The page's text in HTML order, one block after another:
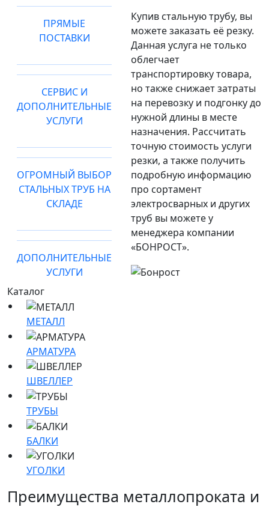
ПРЯМЫЕ
ПОСТАВКИ
СЕРВИС И
ДОПОЛНИТЕЛЬНЫЕ
УСЛУГИ
ОГРОМНЫЙ ВЫБОР
СТАЛЬНЫХ ТРУБ НА
СКЛАДЕ
ДОПОЛНИТЕЛЬНЫЕ
УСЛУГИ
Купив стальную трубу, вы
можете заказать её резку.
Данная услуга не только
облегчает
транспортировку товара,
но также снижает затраты
на перевозку и подгонку до
нужной длины в месте
назначения. Рассчитать
точную стоимость услуги
резки, а также получить
подробную информацию
про сортамент
электросварных и других
труб вы можете у
менеджера компании
«БОНРОСТ».
Каталог
МЕТАЛЛ
АРМАТУРА
ШВЕЛЛЕР
ТРУБЫ
БАЛКИ
УГОЛКИ
Преимущества металлопроката и